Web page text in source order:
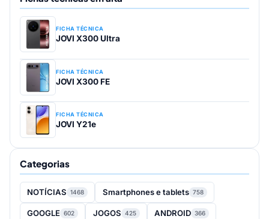
FICHA TÉCNICA
JOVI X300 Ultra
FICHA TÉCNICA
JOVI X300 FE
FICHA TÉCNICA
JOVI Y21e
Categorias
NOTÍCIAS 1468 Smartphones e tablets 758
GOOGLE 602 JOGOS 425 ANDROID 366